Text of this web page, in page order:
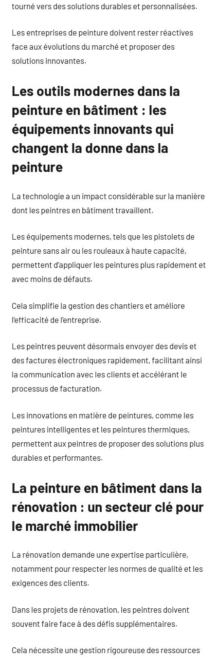
tourné vers des solutions durables et personnalisées.
Les entreprises de peinture doivent rester réactives
face aux évolutions du marché et proposer des
solutions innovantes.
Les outils modernes dans la
peinture en bâtiment : les
équipements innovants qui
changent la donne dans la
peinture
La technologie a un impact considérable sur la manière
dont les peintres en bâtiment travaillent.
Les équipements modernes, tels que les pistolets de
peinture sans air ou les rouleaux à haute capacité,
permettent d’appliquer les peintures plus rapidement et
avec moins de défauts.
Cela simplifie la gestion des chantiers et améliore
l’efficacité de l’entreprise.
Les peintres peuvent désormais envoyer des devis et
des factures électroniques rapidement, facilitant ainsi
la communication avec les clients et accélérant le
processus de facturation.
Les innovations en matière de peintures, comme les
peintures intelligentes et les peintures thermiques,
permettent aux peintres de proposer des solutions plus
durables et performantes.
La peinture en bâtiment dans la
rénovation : un secteur clé pour
le marché immobilier
La rénovation demande une expertise particulière,
notamment pour respecter les normes de qualité et les
exigences des clients.
Dans les projets de rénovation, les peintres doivent
souvent faire face à des défis supplémentaires.
Cela nécessite une gestion rigoureuse des ressources